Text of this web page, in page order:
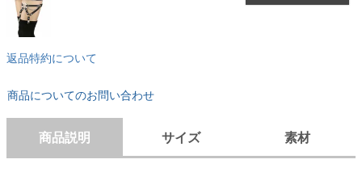
返品特約について
商品についてのお問い合わせ
商品説明 サイズ 素材